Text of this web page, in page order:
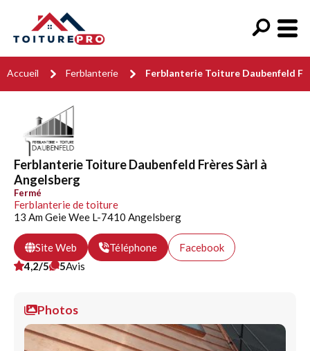
Accueil Ferblanterie Ferblanterie Toiture Daubenfeld
Ferblanterie Toiture Daubenfeld Frères Sàrl à
Angelsberg
Fermé
Ferblanterie de toiture
13 Am Geie Wee L-7410 Angelsberg
Site Web Téléphone
Facebook
4,2/5
5Avis
Photos